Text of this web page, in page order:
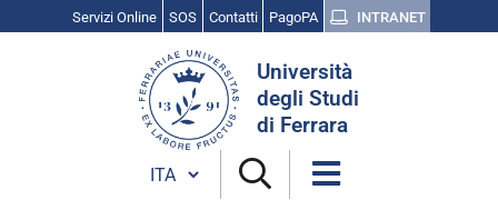
Servizi Online SOS Contatti PagoPA INTRANET
Università
degli Studi
di Ferrara
Cambia lingua